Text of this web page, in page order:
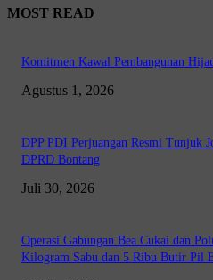
MOST READ
Komitmen Kawal Pembangunan
Agustus 1, 2026
DPP PDI Perjuangan Resmi Tunjuk
DPRD Bontang
Juli 30, 2026
Operasi Gabungan Bea Cukai dan
Kilogram Sabu dan 5 Ribu Butir Pil